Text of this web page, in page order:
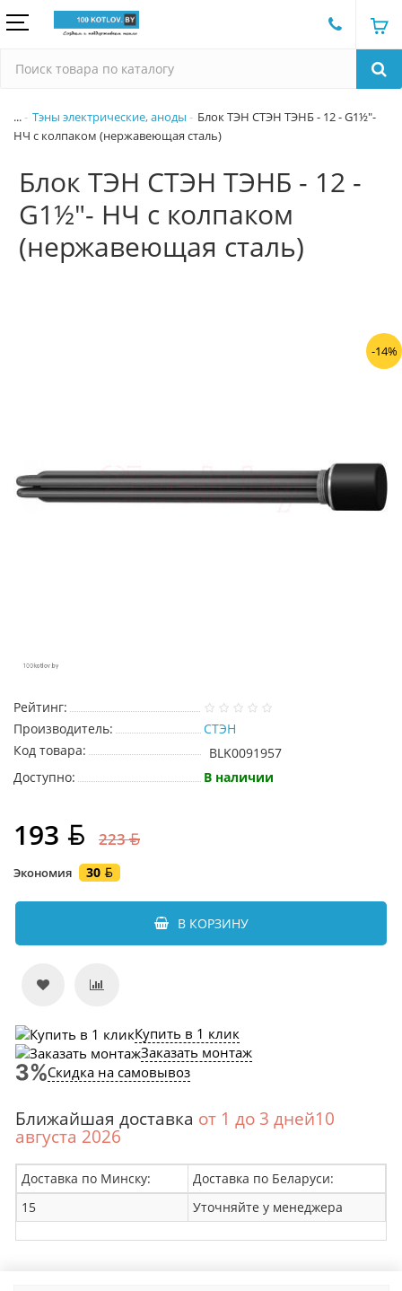
... Тэны электрические, аноды
Блок ТЭН СТЭН ТЭНБ - 12 - G1½"-
НЧ с колпаком (нержавеющая сталь)
Блок ТЭН СТЭН ТЭНБ - 12 -
G1½"- НЧ с колпаком
(нержавеющая сталь)
-14%
Рейтинг:
Производитель:
СТЭН
Код товара:
BLK0091957
Доступно:
В наличии
193 223
Экономия 30
В КОРЗИНУ
Купить в 1 клик
Заказать монтаж
Скидка на самовывоз
Ближайшая доставка от 1 до 3 дней10
августа 2026
Доставка по Минску:
Доставка по Беларуси:
15
Уточняйте у менеджера